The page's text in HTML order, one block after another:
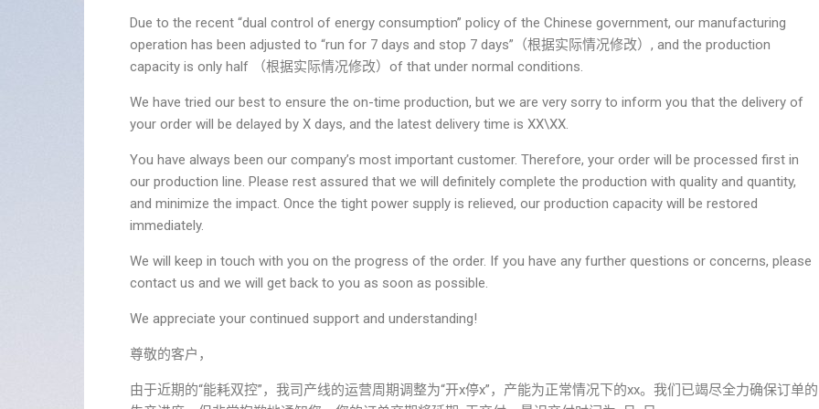
Due to the recent “dual control of energy consumption” policy of the Chinese government, our manufacturing
operation has been adjusted to “run for 7 days and stop 7 days”（根据实际情况修改）, and the production
capacity is only half （根据实际情况修改）of that under normal conditions.
We have tried our best to ensure the on-time production, but we are very sorry to inform you that the delivery of
your order will be delayed by X days, and the latest delivery time is XX\XX.
You have always been our company’s most important customer. Therefore, your order will be processed first in
our production line. Please rest assured that we will definitely complete the production with quality and quantity,
and minimize the impact. Once the tight power supply is relieved, our production capacity will be restored
immediately.
We will keep in touch with you on the progress of the order. If you have any further questions or concerns, please
contact us and we will get back to you as soon as possible.
We appreciate your continued support and understanding!
尊敬的客户，
由于近期的“能耗双控”，我司产线的运营周期调整为“开x停x”，产能为正常情况下的xx。我们已竭尽全力确保订单的